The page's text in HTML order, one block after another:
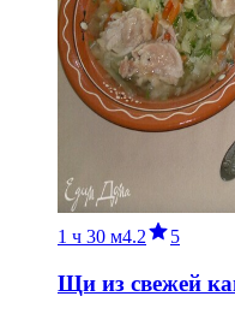
1 ч 30 м4.2 5
Щи из свежей